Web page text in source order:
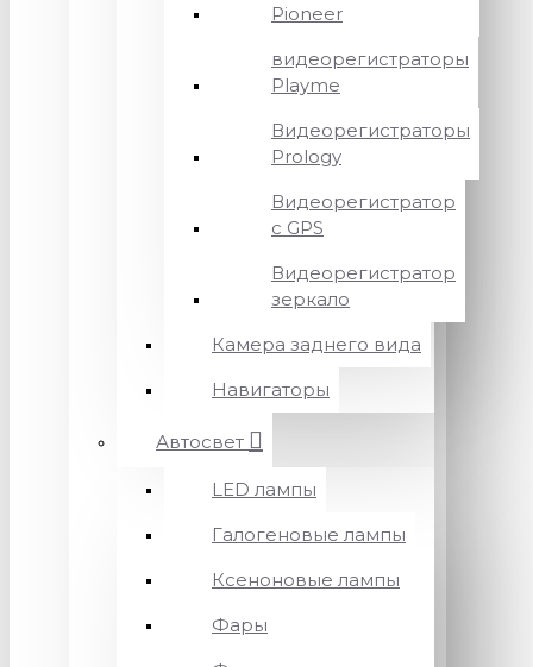
Pioneer
видеорегистраторы
Playme
Видеорегистраторы
Prology
Видеорегистратор
с GPS
Видеорегистратор
зеркало
Камера заднего вида
Навигаторы
Автосвет
LED лампы
Галогеновые лампы
Ксеноновые лампы
Фары